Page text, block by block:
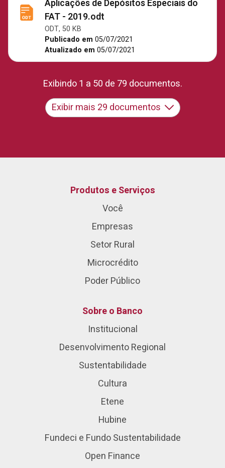
Aplicações de Depósitos Especiais do
FAT - 2019.odt
ODT, 50 KB
Publicado em 05/07/2021
Atualizado em 05/07/2021
Exibindo 1 a 50 de 79 documentos.
Exibir mais 29 documentos
Produtos e Serviços
Você
Empresas
Setor Rural
Microcrédito
Poder Público
Sobre o Banco
Institucional
Desenvolvimento Regional
Sustentabilidade
Cultura
Etene
Hubine
Fundeci e Fundo Sustentabilidade
Open Finance